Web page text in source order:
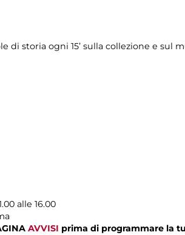
di storia ogni 15’ sulla collezione e sul
alle 16.00
AVVISI prima di programmare la